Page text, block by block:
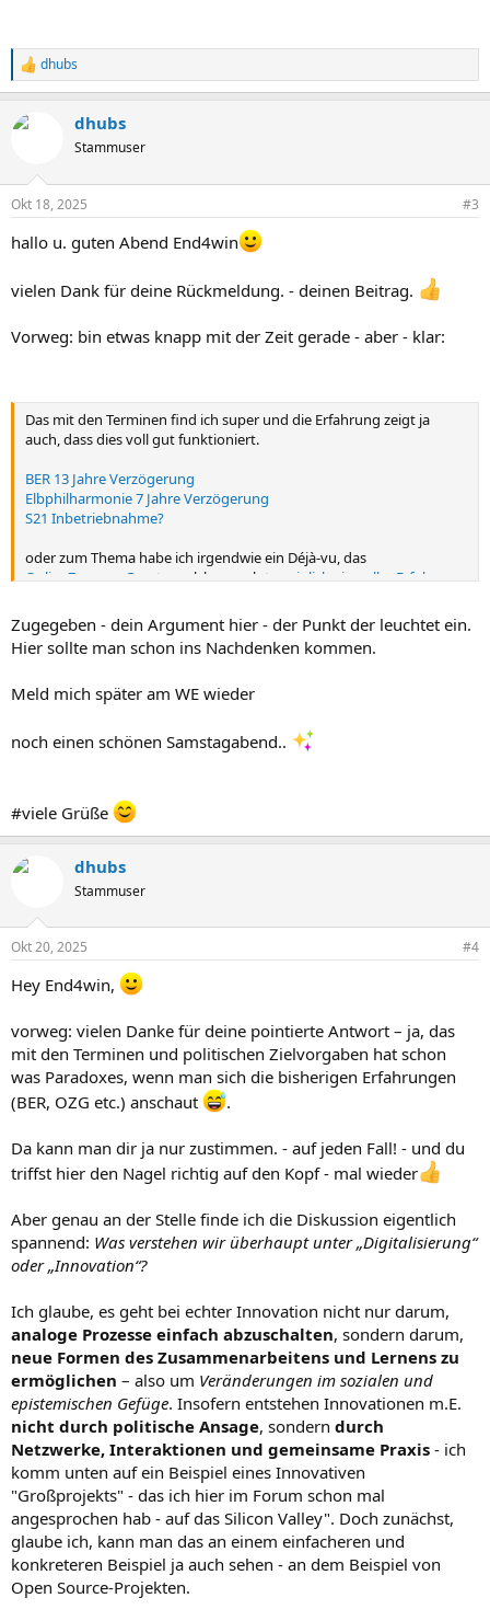
R
e
c
n
s
dhubs
dhubs
Stammuser
Okt 18, 2025 #3
hallo u. guten Abend End4win
vielen Dank für deine Rückmeldung. - deinen Beitrag.
Vorweg: bin etwas knapp mit der Zeit gerade - aber - klar:
Das mit den Terminen find ich super und die Erfahrung zeigt ja
auch, dass dies voll gut funktioniert.
BER 13 Jahre Verzögerung
Elbphilharmonie 7 Jahre Verzögerung
S21 Inbetriebnahme?
oder zum Thema habe ich irgendwie ein Déjà-vu, das
OnlineZugangsGesetz, welches auchterminlich ein voller Erfolgwar.
Zugegeben - dein Argument hier - der Punkt der leuchtet ein.
Hier sollte man schon ins Nachdenken kommen.
Meld mich später am WE wieder
noch einen schönen Samstagabend..
#viele Grüße
dhubs
Stammuser
Okt 20, 2025 #4
Hey End4win,
vorweg: vielen Danke für deine pointierte Antwort – ja, das
mit den Terminen und politischen Zielvorgaben hat schon
was Paradoxes, wenn man sich die bisherigen Erfahrungen
(BER, OZG etc.) anschaut
.
Da kann man dir ja nur zustimmen. - auf jeden Fall! - und du
triffst hier den Nagel richtig auf den Kopf - mal wieder
Aber genau an der Stelle finde ich die Diskussion eigentlich
spannend: Was verstehen wir überhaupt unter „Digitalisierung“
oder „Innovation“?
Ich glaube, es geht bei echter Innovation nicht nur darum,
analoge Prozesse einfach abzuschalten, sondern darum,
neue Formen des Zusammenarbeitens und Lernens zu
ermöglichen – also um Veränderungen im sozialen und
epistemischen Gefüge. Insofern entstehen Innovationen m.E.
nicht durch politische Ansage, sondern durch
Netzwerke, Interaktionen und gemeinsame Praxis - ich
komm unten auf ein Beispiel eines Innovativen
"Großprojekts" - das ich hier im Forum schon mal
angesprochen hab - auf das Silicon Valley". Doch zunächst,
glaube ich, kann man das an einem einfacheren und
konkreteren Beispiel ja auch sehen - an dem Beispiel von
Open Source-Projekten.